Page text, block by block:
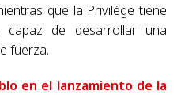
que la Privilége tiene
de desarrollar una
fuerza.
en el lanzamiento de la